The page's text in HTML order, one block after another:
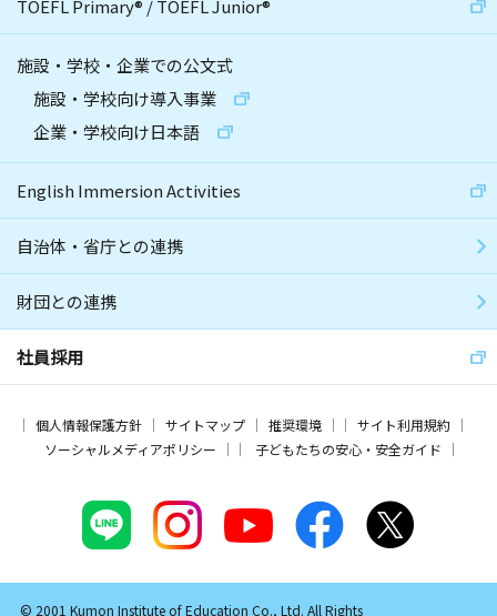
TOEFL Primary® /TOEFL Junior®
施設・学校・企業での公文式
施設・学校向け導入事業
企業・学校向け日本語
English Immersion Activities
自治体・省庁との連携
財団との連携
社員採用
個人情報保護方針 サイトマップ 推奨環境
サイト利用規約
ソーシャルメディアポリシー
子どもたちの安心・安全ガイド
© 2001 Kumon Institute of Education Co., Ltd. All Rights